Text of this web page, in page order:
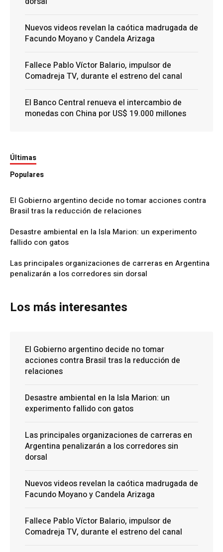
Nuevos videos revelan la caótica madrugada de
Facundo Moyano y Candela Arizaga
Fallece Pablo Víctor Balario, impulsor de
Comadreja TV, durante el estreno del canal
El Banco Central renueva el intercambio de
monedas con China por US$ 19.000 millones
Últimas
Populares
El Gobierno argentino decide no tomar acciones contra
Brasil tras la reducción de relaciones
Desastre ambiental en la Isla Marion: un experimento
fallido con gatos
Las principales organizaciones de carreras en Argentina
penalizarán a los corredores sin dorsal
Los más interesantes
El Gobierno argentino decide no tomar
acciones contra Brasil tras la reducción de
relaciones
Desastre ambiental en la Isla Marion: un
experimento fallido con gatos
Las principales organizaciones de carreras en
Argentina penalizarán a los corredores sin
dorsal
Nuevos videos revelan la caótica madrugada de
Facundo Moyano y Candela Arizaga
Fallece Pablo Víctor Balario, impulsor de
Comadreja TV, durante el estreno del canal